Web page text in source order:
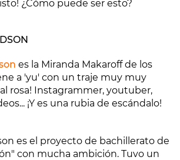
¿Cómo puede ser esto?
es la Miranda Makaroff de los
a 'yu' con un traje muy muy
al rosa! Instagrammer, youtuber,
¡Y es una rubia de escándalo!
es el proyecto de bachillerato de
con mucha ambición. Tuvo un